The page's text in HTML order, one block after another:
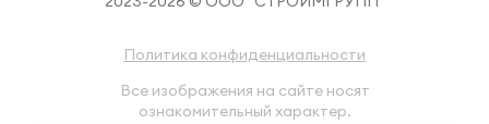
Политика конфиденциальности
Все изображения на сайте носят
ознакомительный характер.